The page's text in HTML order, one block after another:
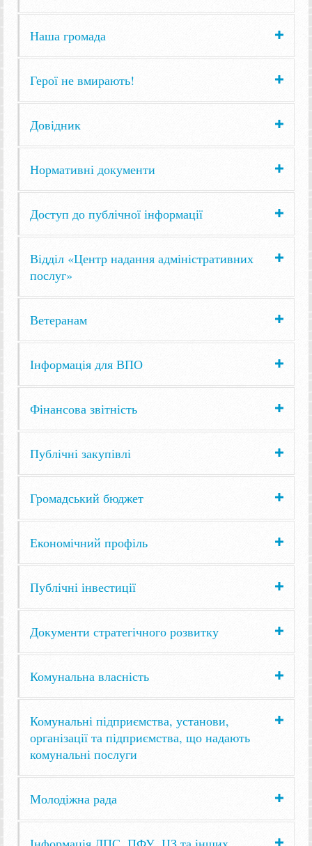
Наша громада
Герої не вмирають!
Довідник
Нормативні документи
Доступ до публічної інформації
Відділ «Центр надання адміністративних
послуг»
Ветеранам
Інформація для ВПО
Фінансова звітність
Публічні закупівлі
Громадський бюджет
Економічний профіль
Публічні інвестиції
Документи стратегічного розвитку
Комунальна власність
Комунальні підприємства, установи,
організації та підприємства, що надають
комунальні послуги
Молодіжна рада